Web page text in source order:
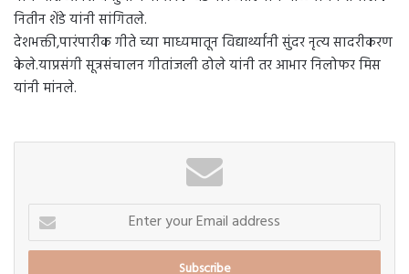
नितीन शेंडे यांनी सांगितले.
देशभक्ती,पारंपारीक गीते च्या माध्यमातून विद्यार्थ्यांनी सुंदर नृत्य सादरीकरण
केले.याप्रसंगी सूत्रसंचालन गीतांजली ढोले यांनी तर आभार निलोफर मिस
यांनी मांनले.
Enter
your
Email